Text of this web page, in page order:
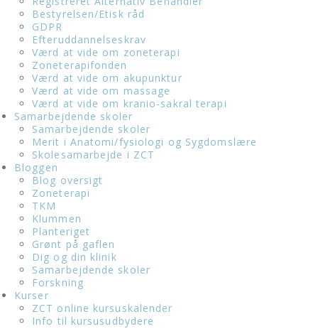
Bestyrelsen/Etisk råd
GDPR
Efteruddannelseskrav
Værd at vide om zoneterapi
Zoneterapifonden
Værd at vide om akupunktur
Værd at vide om massage
Værd at vide om kranio-sakral terapi
Samarbejdende skoler
Samarbejdende skoler
Merit i Anatomi/fysiologi og Sygdomslære
Skolesamarbejde i ZCT
Bloggen
Blog oversigt
Zoneterapi
TKM
Klummen
Planteriget
Grønt på gaflen
Dig og din klinik
Samarbejdende skoler
Forskning
Kurser
ZCT online kursuskalender
Info til kursusudbydere